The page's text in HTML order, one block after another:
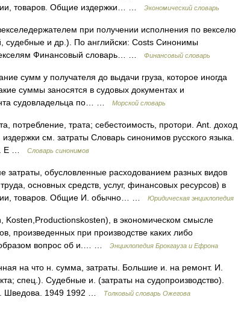
товаров. Общие издержки… …
Экономический словарь
при получении исполнения по векселю
судебные и др.). По английски: Costs Синонимы
Финансовый словарь… …
Финансовый словарь
сумм у получателя до выдачи груза, которое иногда
суммы заносятся в судовых документах и
судовладельца по… …
Морской словарь
потребление, трата; себестоимость, протори. Ant. доход,
см. затраты Словарь синонимов русского языка.
Е …
Словарь синонимов
обусловленные расходованием разных видов
основных средств, услуг, финансовых ресурсов) в
товаров. Общие И. обычно… …
Юридическая энциклопедия
Kosten,Productionskosten), в экономическом смысле
произведенных при производстве каких либо
образом вопрос об и.… …
Энциклопедия Брокгауза и Ефрона
на что н. сумма, затраты. Большие и. на ремонт. И.
спец.). Судебные и. (затраты на судопроизводство).
Шведова. 1949 1992 …
Толковый словарь Ожегова